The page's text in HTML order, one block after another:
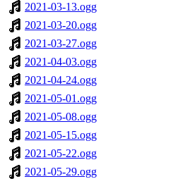
2021-03-13.ogg
2021-03-20.ogg
2021-03-27.ogg
2021-04-03.ogg
2021-04-24.ogg
2021-05-01.ogg
2021-05-08.ogg
2021-05-15.ogg
2021-05-22.ogg
2021-05-29.ogg